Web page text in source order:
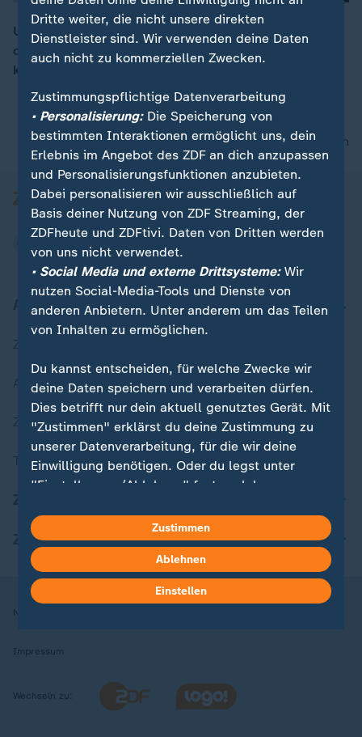
00:09
US-Verteidigungsminister Mattis hat Nordkorea erneut
davor gewarnt, die USA anzugreifen. Andernfalls
könne es schnell zu einem Krieg kommen, so Mattis.
nach oben
Aktuell bei ZDFheute
Aktuelle Sendungs-Videos
ZDFheute Stories
Themen im Überblick
ZDFheute Apps
Nutzungsbedingungen
Impressum
Wechseln zu:
Dritte weiter, die nicht unsere direkten
Dienstleister sind. Wir verwenden deine Daten
auch nicht zu kommerziellen Zwecken.
Zustimmungspflichtige Datenverarbeitung
• Personalisierung:Die Speicherung von
bestimmten Interaktionen ermöglicht uns, dein
Erlebnis im Angebot des ZDF an dich anzupassen
und Personalisierungsfunktionen anzubieten.
Dabei personalisieren wir ausschließlich auf
Basis deiner Nutzung von ZDF Streaming, der
ZDFheute und ZDFtivi. Daten von Dritten werden
von uns nicht verwendet.
• Social Media und externe Drittsysteme:Wir
nutzen Social-Media-Tools und Dienste von
anderen Anbietern. Unter anderem um das Teilen
von Inhalten zu ermöglichen.
Du kannst entscheiden, für welche Zwecke wir
deine Daten speichern und verarbeiten dürfen.
Dies betrifft nur dein aktuell genutztes Gerät. Mit
"Zustimmen" erklärst du deine Zustimmung zu
unserer Datenverarbeitung, für die wir deine
Einwilligung benötigen. Oder du legst unter
"Einstellungen/Ablehnen" fest, welchen
welchen nicht. Deine Datenschutzeinstellungen
kannst du jederzeit mit Wirkung für die Zukunft
in deinen Einstellungen widerrufen oder ändern.
Hier findest du das Impressum.
Zustimmen
Ablehnen
Einstellen